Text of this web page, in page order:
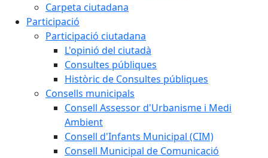
Carpeta ciutadana
Participació
Participació ciutadana
L'opinió del ciutadà
Consultes públiques
Històric de Consultes públiques
Consells municipals
Consell Assessor d'Urbanisme i Medi
Ambient
Consell d'Infants Municipal (CIM)
Consell Municipal de Comunicació